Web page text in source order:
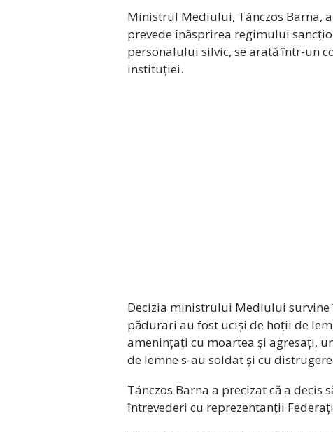
Ministrul Mediului, Tánczos Barna,
prevede înăsprirea regimului
personalului silvic, se arată într-un
instituției.
Decizia ministrului Mediului
pădurari au fost uciși de hoții de
amenințați cu moartea și agresați,
de lemne s-au soldat și cu
Tánczos Barna a precizat că a
întrevederi cu reprezentanții